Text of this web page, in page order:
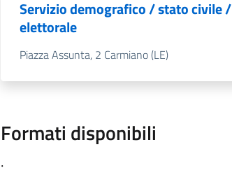
Servizio demografico / stato civile /
elettorale
Piazza Assunta, 2 Carmiano (LE)
Formati disponibili
.